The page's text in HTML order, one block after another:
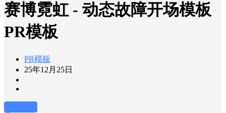
赛博霓虹 - 动态故障开场模板
PR模板
PR模板
25年12月25日